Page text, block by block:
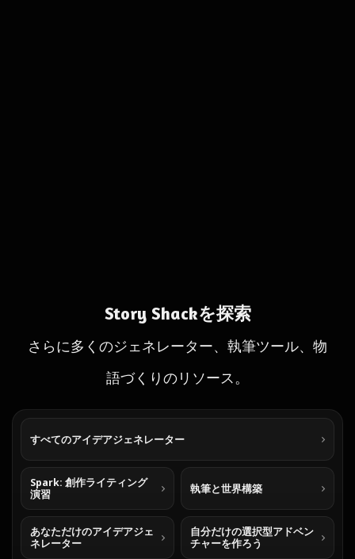
Story Shackを探索
さらに多くのジェネレーター、執筆ツール、物
語づくりのリソース。
すべてのアイデアジェネレーター
Spark: 創作ライティング
演習
執筆と世界構築
あなただけのアイデアジェ
ネレーター
自分だけの選択型アドベン
チャーを作ろう